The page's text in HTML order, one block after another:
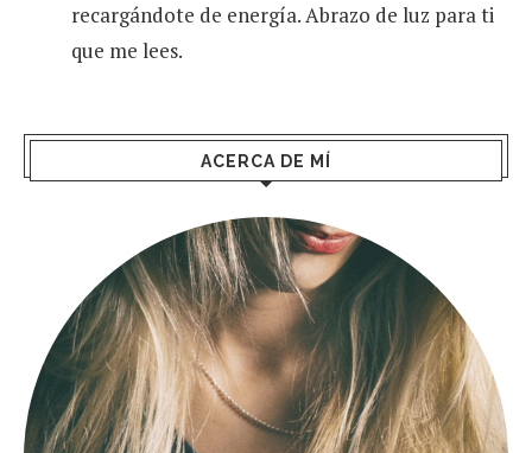
recargándote de energía. Abrazo de luz para ti
que me lees.
ACERCA DE MÍ